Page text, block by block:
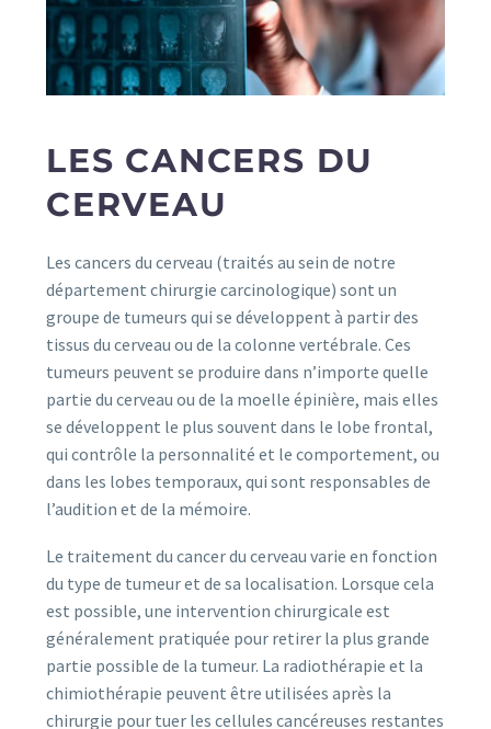
LES CANCERS DU
CERVEAU
Les cancers du cerveau (traités au sein de notre
département chirurgie carcinologique) sont un
groupe de tumeurs qui se développent à partir des
tissus du cerveau ou de la colonne vertébrale. Ces
tumeurs peuvent se produire dans n’importe quelle
partie du cerveau ou de la moelle épinière, mais elles
se développent le plus souvent dans le lobe frontal,
qui contrôle la personnalité et le comportement, ou
dans les lobes temporaux, qui sont responsables de
l’audition et de la mémoire.
Le traitement du cancer du cerveau varie en fonction
du type de tumeur et de sa localisation. Lorsque cela
est possible, une intervention chirurgicale est
généralement pratiquée pour retirer la plus grande
partie possible de la tumeur. La radiothérapie et la
chimiothérapie peuvent être utilisées après la
chirurgie pour tuer les cellules cancéreuses restantes